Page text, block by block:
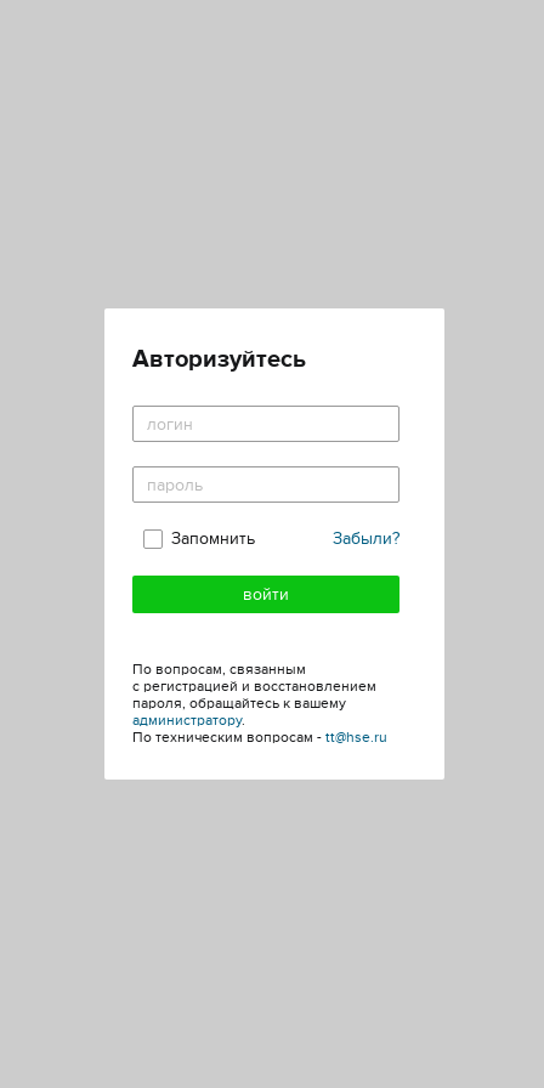
Авторизуйтесь
Забыли?
Запомнить
По вопросам, связанным
с регистрацией и восстановлением
пароля, обращайтесь к вашему
администратору.
По техническим вопросам - tt@hse.ru